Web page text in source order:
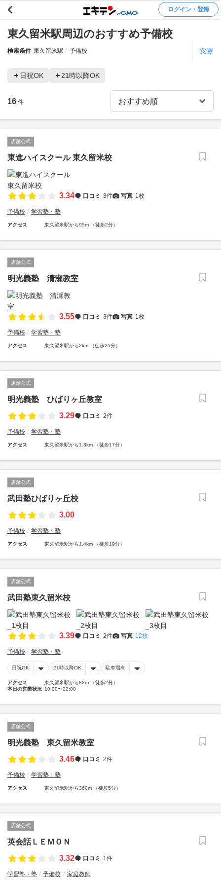
ログイン・登録
東久留米駅周辺のおすすめ予備校
検索条件 東久留米駅 予備校 変更
日祝OK 21時以降OK
16 件
店舗公式
東進ハイスクール 東久留米校
3.34 口コミ 3件 写真 1枚
予備校 学習塾・塾
アクセス 東久留米駅から95m （徒歩2分）
店舗公式
明光義塾 清瀬教室
3.55 口コミ 3件 写真 1枚
予備校 学習塾・塾
アクセス 東久留米駅から2km （徒歩25分）
店舗公式
明光義塾 ひばりヶ丘教室
3.29
口コミ 2件
予備校 学習塾・塾
アクセス 東久留米駅から1.3km （徒歩17分）
店舗公式
武田塾ひばりヶ丘校
3.00
予備校 学習塾・塾
アクセス 東久留米駅から1.4km （徒歩19分）
店舗公式
武田塾東久留米校
3.39 口コミ 2件 写真 12枚
予備校 学習塾・塾
日祝OK 21時以降OK 駐車場有
アクセス
東久留米駅から82m （徒歩2分）
本日の営業状況 10:00〜22:00
店舗公式
明光義塾 東久留米教室
3.46
口コミ 2件
予備校 学習塾・塾
アクセス 東久留米駅から360m （徒歩5分）
店舗公式
英会話ＬＥＭＯＮ
3.32
口コミ 1件
学習塾・塾 予備校 家庭教師